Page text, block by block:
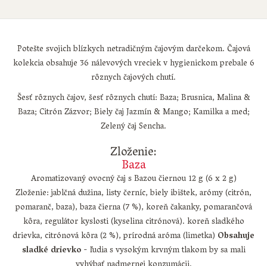
Potešte svojich blízkych netradičným čajovým darčekom. Čajová
kolekcia obsahuje 36 nálevových vreciek v hygienickom prebale 6
rôznych čajových chutí.
Šesť rôznych čajov, šesť rôznych chutí: Baza; Brusnica, Malina &
Baza; Citrón Zázvor; Biely čaj Jazmín & Mango; Kamilka a med;
Zelený čaj Sencha.
Zloženie:
Baza
Aromatizovaný ovocný čaj s Bazou čiernou 12 g (6 x 2 g)
Zloženie: jablčná dužina, listy černíc, biely ibištek, arómy (citrón,
pomaranč, baza), baza čierna (7 %), koreň čakanky, pomarančová
kôra, regulátor kyslosti (kyselina citrónová). koreň sladkého
drievka, citrónová kôra (2 %), prírodná aróma (limetka) Obsahuje
sladké drievko- ľudia s vysokým krvným tlakom by sa mali